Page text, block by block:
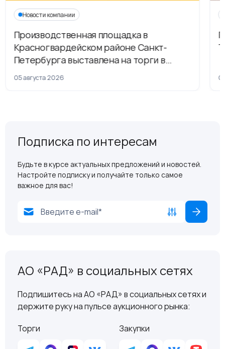
Новости компании
Производственная площадка в
Красногвардейском районе Санкт-
Петербурга выставлена на торги в
рамках приватизации
05 августа 2026
Подписка по интересам
Будьте в курсе актуальных предложений и новостей.
Настройте подписку и получайте только самое
важное для вас!
АО «РАД» в социальных сетях
Подпишитесь на АО «РАД» в социальных сетях и
держите руку на пульсе аукционного рынка:
Торги
Закупки